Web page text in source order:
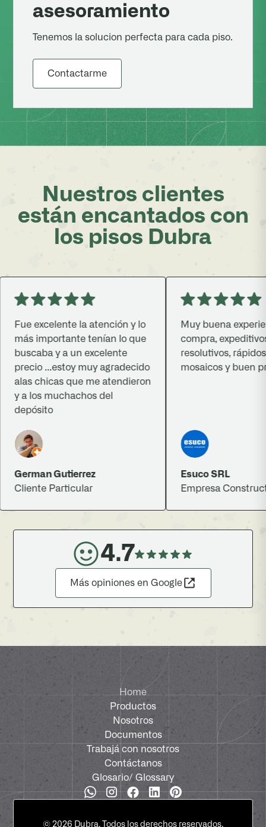
asesoramiento
Tenemos la solucion perfecta para cada piso.
Contactarme
Nuestros clientes
están encantados con
los pisos Dubra
Fue excelente la atención y lo
más importante tenían lo que
buscaba y a un excelente
precio ...estoy muy agradecido
alas chicas que me atendieron
y a los muchachos del
depósito
German Gutierrez
Cliente Particular
Muy buena
compra, expeditivos,
resolutivos, rápidos,
mosaicos y buen
Esuco SRL
Empresa
4.7
Más opiniones en Google
Home
Productos
Nosotros
Documentos
Trabajá con nosotros
Contáctanos
Glosario/ Glossary
© 2026 Dubra. Todos los derechos reservados.